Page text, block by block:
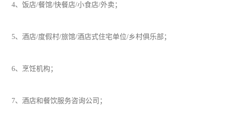
4、饭店/餐馆/快餐店/小食店/外卖；
5、酒店/度假村/旅馆/酒店式住宅单位/乡村俱乐部；
6、烹饪机构；
7、酒店和餐饮服务咨询公司；